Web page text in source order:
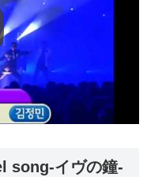
song-イヴの鐘-